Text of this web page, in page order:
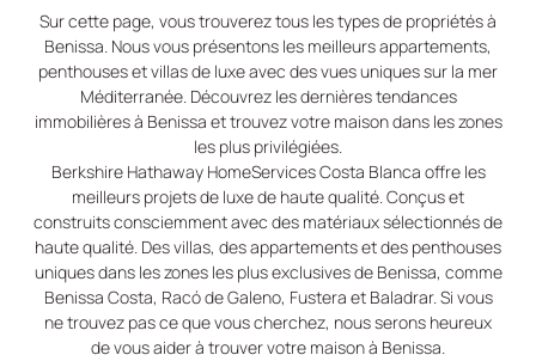
Sur cette page, vous trouverez tous les types de propriétés à
Benissa. Nous vous présentons les meilleurs appartements,
penthouses et villas de luxe avec des vues uniques sur la mer
Méditerranée. Découvrez les dernières tendances
immobilières à Benissa et trouvez votre maison dans les zones
les plus privilégiées.
Berkshire Hathaway HomeServices Costa Blanca offre les
meilleurs projets de luxe de haute qualité. Conçus et
construits consciemment avec des matériaux sélectionnés de
haute qualité. Des villas, des appartements et des penthouses
uniques dans les zones les plus exclusives de Benissa, comme
Benissa Costa, Racó de Galeno, Fustera et Baladrar. Si vous
ne trouvez pas ce que vous cherchez, nous serons heureux
de vous aider à trouver votre maison à Benissa.